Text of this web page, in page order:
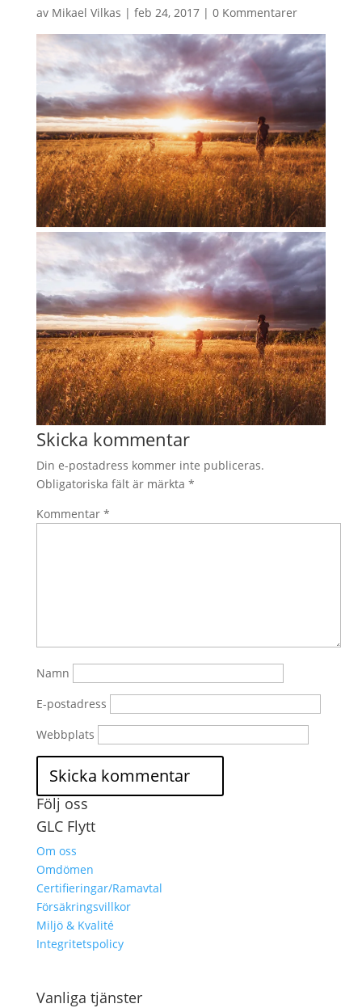
av Mikael Vilkas | feb 24, 2017| 0 Kommentarer
Skicka kommentar
Din e-postadress kommer inte publiceras.
Obligatoriska fält är märkta *
Kommentar *
Namn
E-postadress
Webbplats
Följ oss
GLC Flytt
Om oss
Omdömen
Certifieringar/Ramavtal
Försäkringsvillkor
Miljö & Kvalité
Integritetspolicy
Vanliga tjänster